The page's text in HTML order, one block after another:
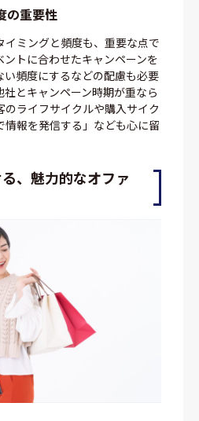
の重要性
イミングと頻度も、重要な点で
トに合わせたキャンペーンを
頻度にするなどの配慮も必要
とキャンペーン時期が重なら
ライフサイクルや購入サイク
情報を発信する」なども心に留
、魅力的なオファ